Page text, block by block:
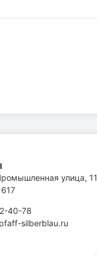
улица, 11
40-78
silberblau.ru